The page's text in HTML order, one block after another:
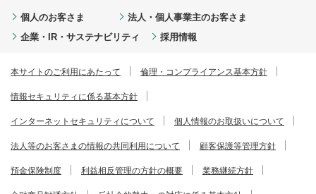
個人のお客さま
法人・個人事業主のお客さま
企業・IR・サステナビリティ
採用情報
本サイトのご利用にあたって 倫理・コンプライアンス基本方針
情報セキュリティに係る基本方針
インターネットセキュリティについて 個人情報のお取扱いについて
法人等のお客さまの情報の共同利用について 顧客保護等管理方針
預金保険制度 利益相反管理の方針の概要 業務継続方針